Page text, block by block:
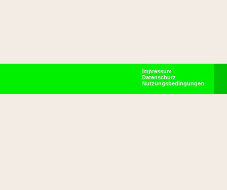
Impressum
Datenschutz
Nutzungsbedingungen